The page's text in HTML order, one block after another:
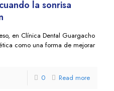
la sonrisa
en Clínica Dental Guargacho
como una forma de mejorar
0 Read more